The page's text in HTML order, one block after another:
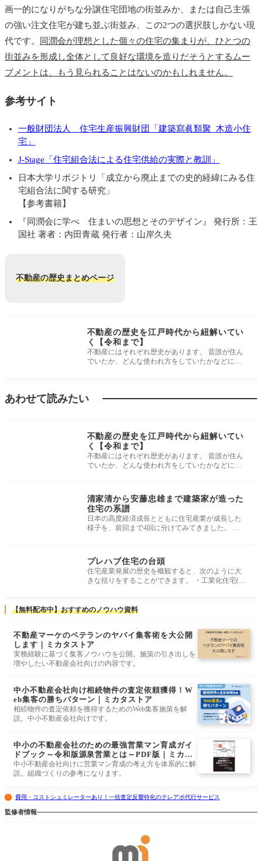
画一的になりがちな分譲住宅団地の街並みか、または自己主張
の強い注文住宅が建ち並ぶ街並み、この2つの選択肢しかない現
代です。
同潤会が理想とした個々の住宅の集まりが、ひとつの
街並みを形成し全体として良好な環境を造りだそうとするムー
ブメントは、もう見られることはないのかもしれません。
参考サイト
一般財団法人 住宅生産振興財団「建築寫眞類聚 木造小住
宅」
J-Stage「住宅組合法による住宅供給の実際と教訓」
日本大学リポジトリ「成立から廃止までの史的経緯にみる住
宅組合法に関する研究」
【参考書籍】
『同潤会に学べ 住まいの思想とそのデザイン』 発行所：王
国社 著者：内田青蔵 発行者：山岸久夫
不動産の歴史まとめページ
不動産の歴史を江戸時代から紐解いてい
く【令和まで】
不動産にはそれぞれ歴史があります。 昔誰が住ん
でいたか、どんな使われ方をしていたかなどによ
あわせて読みたい
不動産の歴史を江戸時代から紐解いてい
く【令和まで】
不動産にはそれぞれ歴史があります。 昔誰が住ん
でいたか、どんな使われ方をしていたかなどによ
清家清から安藤忠雄まで建築家が造った
住宅の系譜
日本の高度経済成長とともに住宅産業が成長した
様子を、前回まで4回に分けてみてきました。 ・
プレハブ住宅の台頭
住宅産業発展の歴史を概観すると、次のように大
きな括りをすることができます。 ・工業化住宅(プ
【無料配布中】おすすめのノウハウ資料
不動産マーケのベテランのヤバイ集客術を大公開
します｜ミカタストア
実務経験に基づく集客ノウハウを公開。施策の引き出しを
増やしたい不動産会社向けの内容です。
中小不動産会社向け相続物件の査定依頼獲得！W
eb集客の勝ちパターン｜ミカタストア
相続物件の査定依頼を獲得するためのWeb集客施策を解
説。中小不動産会社向けです。
中小の不動産会社のための最強営業マン育成ガイ
ドブック～令和版源泉営業とは～PDF版｜ミカタ
ストア
中小不動産会社向けに営業マン育成の考え方を体系的に解
説。組織づくりの参考になります。
費用・コストシュミレーターあり！一括査定反響特化のテレアポ代行サービス
監修者情報